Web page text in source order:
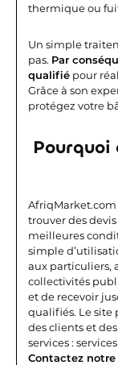
thermique ou
Un simple
pas. Par
qualifié pour
Grâce à son
protégez votre
AfriqMarket.com
trouver des
meilleures
simple
aux particuliers,
collectivités
et de recevoir
qualifiés. Le
des clients et
services :
Contactez